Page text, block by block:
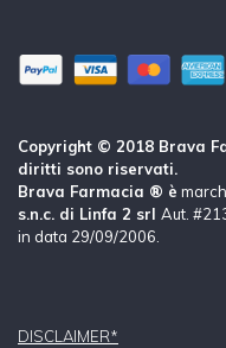
Copyright © 2018 Brava
diritti sono riservati.
Brava Farmacia ® è
s.n.c. di Linfa 2 srl Aut.
in data 29/09/2006.
DISCLAIMER*